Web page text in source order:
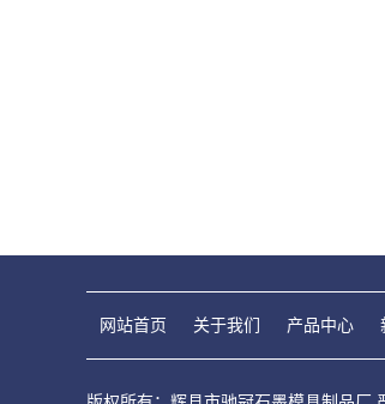
网站首页 关于我们 产品中心